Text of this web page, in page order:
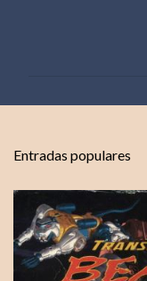
r
i
o
s
Entradas populares